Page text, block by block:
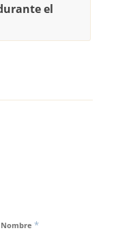
el
Nombre *